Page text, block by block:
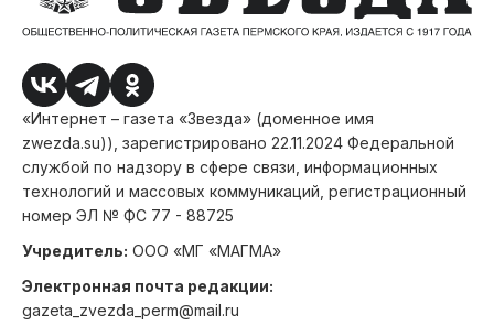
«Интернет – газета «Звезда» (доменное имя
zwezda.su)), зарегистрировано 22.11.2024 Федеральной
службой по надзору в сфере связи, информационных
технологий и массовых коммуникаций, регистрационный
номер ЭЛ № ФС 77 - 88725
Учредитель: ООО «МГ «МАГМА»
Электронная почта редакции:
gazeta_zvezda_perm@mail.ru